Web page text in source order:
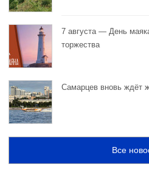
7 августа — День
торжества
Самарцев вновь ждёт
Все